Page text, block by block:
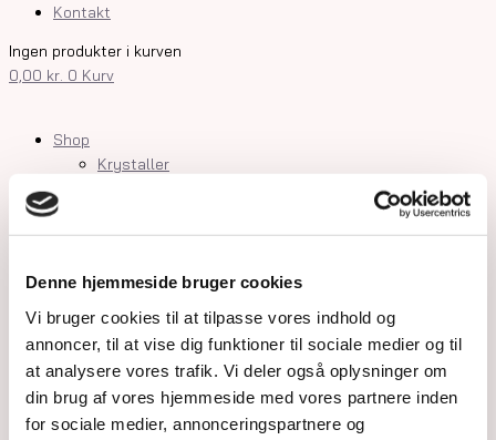
Denne hjemmeside bruger cookies
Vi bruger cookies til at tilpasse vores indhold og
annoncer, til at vise dig funktioner til sociale medier og til
at analysere vores trafik. Vi deler også oplysninger om
din brug af vores hjemmeside med vores partnere inden
for sociale medier, annonceringspartnere og
Kontakt
Ingen produkter i kurven
0,00 kr. 0 Kurv
Shop
Krystaller
Sommerfugle og kvindekroppe
Feer og drager
Måner, stjerner og kuber
Kranier og græskar
Gua Sha og Worrystone
Lommesten
Palmstone
Tårne